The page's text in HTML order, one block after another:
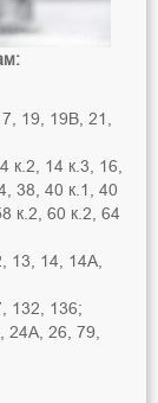
19, 19В, 21,
к.2, 14 к.3, 16,
38, 40 к.1, 40
к.2, 60 к.2, 64
13, 14, 14А,
132, 136;
24А, 26, 79,